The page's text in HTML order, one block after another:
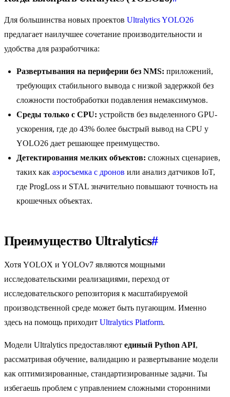
Для большинства новых проектов Ultralytics YOLO26
предлагает наилучшее сочетание производительности и
удобства для разработчика:
Развертывания на периферии без NMS: приложений,
требующих стабильного вывода с низкой задержкой без
сложности постобработки подавления немаксимумов.
Среды только с CPU: устройств без выделенного GPU-
ускорения, где до 43% более быстрый вывод на CPU у
YOLO26 дает решающее преимущество.
Детектирования мелких объектов: сложных сценариев,
таких как аэросъемка с дронов или анализ датчиков IoT,
где ProgLoss и STAL значительно повышают точность на
крошечных объектах.
Преимущество Ultralytics#
Хотя YOLOX и YOLOv7 являются мощными
исследовательскими реализациями, переход от
исследовательского репозитория к масштабируемой
производственной среде может быть пугающим. Именно
здесь на помощь приходит Ultralytics Platform.
Модели Ultralytics предоставляют единый Python API,
рассматривая обучение, валидацию и развертывание модели
как оптимизированные, стандартизированные задачи. Ты
избегаешь проблем с управлением сложными сторонними